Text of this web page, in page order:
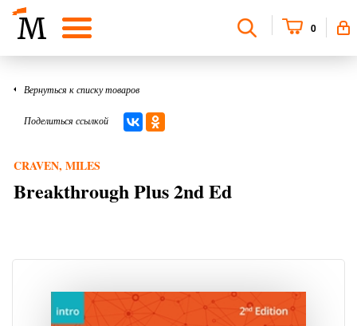
0
Вернуться к списку товаров
Поделиться ссылкой
CRAVEN, MILES
Breakthrough Plus 2nd Ed